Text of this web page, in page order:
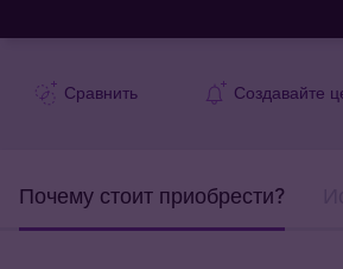
Сравнить Создавайте
Почему стоит приобрести?